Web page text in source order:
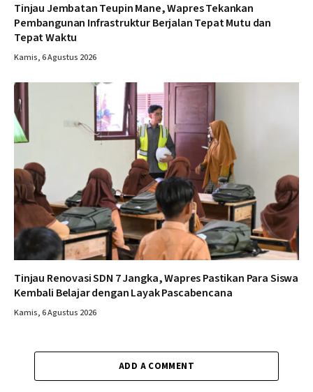
Tinjau Jembatan Teupin Mane, Wapres Tekankan
Pembangunan Infrastruktur Berjalan Tepat Mutu dan
Tepat Waktu
Kamis, 6 Agustus 2026
Tinjau Renovasi SDN 7 Jangka, Wapres Pastikan Para Siswa
Kembali Belajar dengan Layak Pascabencana
Kamis, 6 Agustus 2026
ADD A COMMENT